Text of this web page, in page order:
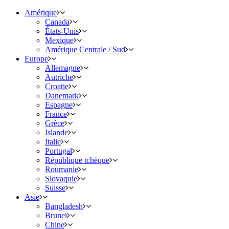
Amérique
Canada
États-Unis
Mexique
Amérique Centrale / Sud
Europe
Allemagne
Autriche
Croatie
Danemark
Espagne
France
Grèce
Islande
Italie
Portugal
République tchèque
Roumanie
Slovaquie
Suisse
Asie
Bangladesh
Brunei
Chine